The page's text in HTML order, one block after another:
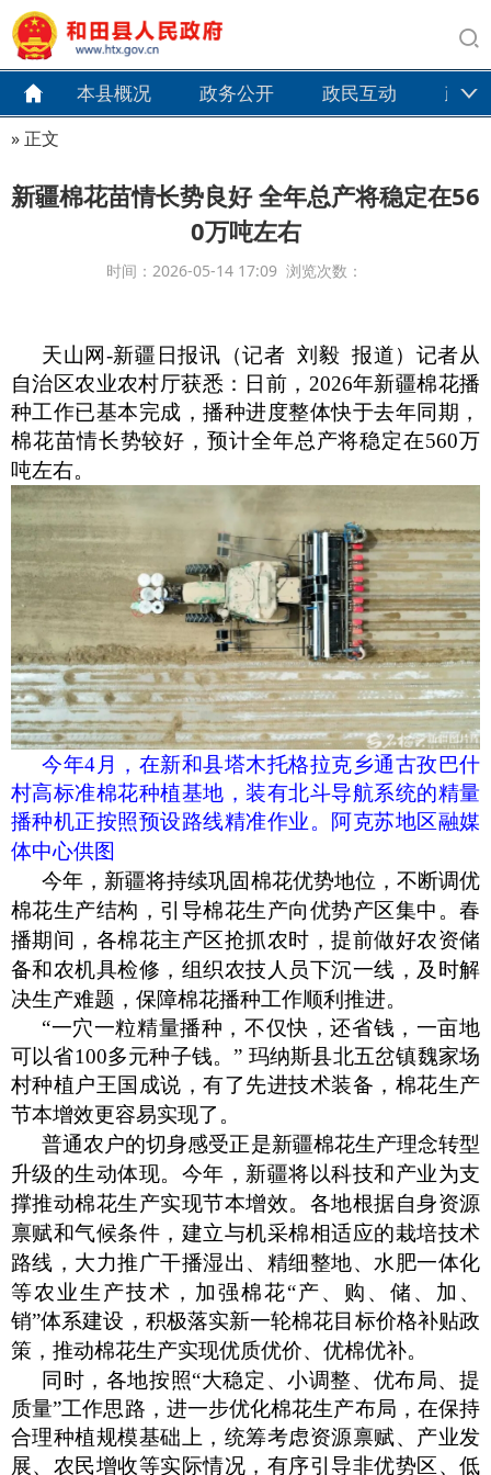
本县概况 政务公开 政民互动 政务
» 正文
新疆棉花苗情长势良好 全年总产将稳定在56
0万吨左右
时间：2026-05-14 17:09 浏览次数：
天山网-新疆日报讯（记者 刘毅 报道）记者从
自治区农业农村厅获悉：日前，2026年新疆棉花播
种工作已基本完成，播种进度整体快于去年同期，
棉花苗情长势较好，预计全年总产将稳定在560万
吨左右。
今年4月，在新和县塔木托格拉克乡通古孜巴什
村高标准棉花种植基地，装有北斗导航系统的精量
播种机正按照预设路线精准作业。阿克苏地区融媒
体中心供图
今年，新疆将持续巩固棉花优势地位，不断调优
棉花生产结构，引导棉花生产向优势产区集中。春
播期间，各棉花主产区抢抓农时，提前做好农资储
备和农机具检修，组织农技人员下沉一线，及时解
决生产难题，保障棉花播种工作顺利推进。
“一穴一粒精量播种，不仅快，还省钱，一亩地
可以省100多元种子钱。” 玛纳斯县北五岔镇魏家场
村种植户王国成说，有了先进技术装备，棉花生产
节本增效更容易实现了。
普通农户的切身感受正是新疆棉花生产理念转型
升级的生动体现。今年，新疆将以科技和产业为支
撑推动棉花生产实现节本增效。各地根据自身资源
禀赋和气候条件，建立与机采棉相适应的栽培技术
路线，大力推广干播湿出、精细整地、水肥一体化
等农业生产技术，加强棉花“产、购、储、加、
销”体系建设，积极落实新一轮棉花目标价格补贴政
策，推动棉花生产实现优质优价、优棉优补。
同时，各地按照“大稳定、小调整、优布局、提
质量”工作思路，进一步优化棉花生产布局，在保持
合理种植规模基础上，统筹考虑资源禀赋、产业发
展、农民增收等实际情况，有序引导非优势区、低